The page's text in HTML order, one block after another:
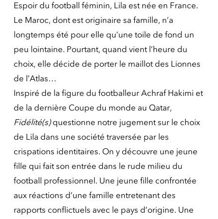
Espoir du football féminin, Lila est née en France.
Le Maroc, dont est originaire sa famille, n’a
longtemps été pour elle qu’une toile de fond un
peu lointaine. Pourtant, quand vient l’heure du
choix, elle décide de porter le maillot des Lionnes
de l’Atlas…
Inspiré de la figure du footballeur Achraf Hakimi et
de la dernière Coupe du monde au Qatar,
Fidélité(s)questionne notre jugement sur le choix
de Lila dans une société traversée par les
crispations identitaires. On y découvre une jeune
fille qui fait son entrée dans le rude milieu du
football professionnel. Une jeune fille confrontée
aux réactions d’une famille entretenant des
rapports conflictuels avec le pays d’origine. Une